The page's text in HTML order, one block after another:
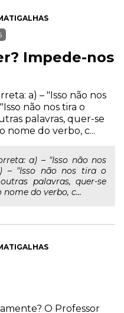
Impede-nos
a) – "Isso não nos
não nos tira o
palavras, quer-se
nome do verbo, c...
a) – "Isso não nos
– "Isso não nos tira o
palavras, quer-se
do verbo, c...
O Professor